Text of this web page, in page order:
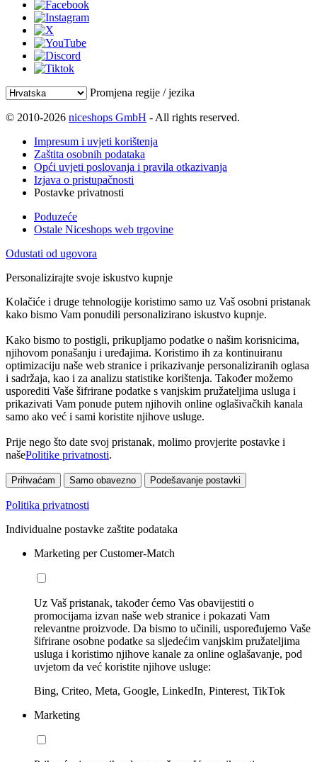
Promjena regije / jezika
© 2010-2026 niceshops GmbH - All rights reserved.
Impresum i uvjeti korištenja
Zaštita osobnih podataka
Opći uvjeti poslovanja i pravila otkazivanja
Izjava o pristupačnosti
Postavke privatnosti
Poduzeće
Ostale Niceshops web trgovine
Odustati od ugovora
Personalizirajte svoje iskustvo kupnje
Kolačiće i druge tehnologije koristimo samo uz Vaš osobni pristanak
kako bismo Vam ponudili personalizirano iskustvo kupnje.
Kako bismo to postigli, prikupljamo podatke o našim korisnicima,
njihovom ponašanju i uređajima. Koristimo ih za kontinuiranu
optimizaciju naše web stranice i prikazivanje personaliziranih oglasa
i sadržaja, kao i za analizu statistike korištenja. Također možemo
usporediti Vaše šifrirane podatke s vanjskim pružateljima usluga i
prikazivati Vam ponude putem njihovih online oglašivačkih kanala
samo ako već i sami koristite njihove usluge.
Prije nego što date svoj pristanak, molimo provjerite postavke i
našePolitike privatnosti.
Prihvaćam Samo obavezno Podešavanje postavki
Politika privatnosti
Individualne postavke zaštite podataka
Marketing per Customer-Match
Uz Vaš pristanak, također ćemo Vas obavijestiti o
promocijama izvan naše web stranice i pokazati Vam
relevantne proizvode. Da bismo to učinili, uspoređujemo Vaše
šifrirane osobne podatke sa sljedećim vanjskim pružateljima
usluga i koristimo njihove kanale za online oglašavanje, pod
uvjetom da već koristite njihove usluge:
Bing, Criteo, Meta, Google, LinkedIn, Pinterest, TikTok
Marketing